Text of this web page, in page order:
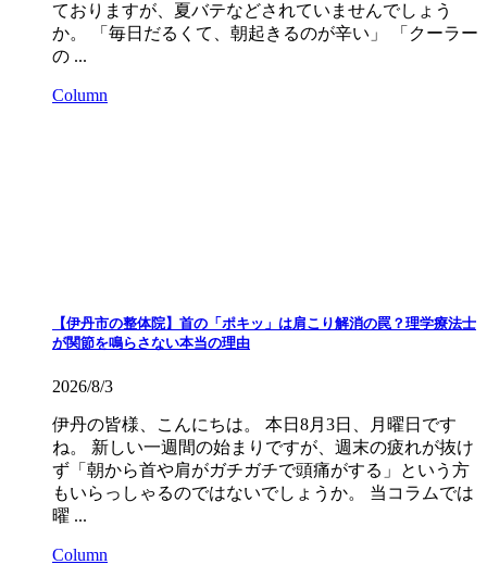
ておりますが、夏バテなどされていませんでしょう
か。 「毎日だるくて、朝起きるのが辛い」 「クーラー
の ...
Column
【伊丹市の整体院】首の「ポキッ」は肩こり解消の罠？理学療法士
が関節を鳴らさない本当の理由
2026/8/3
伊丹の皆様、こんにちは。 本日8月3日、月曜日です
ね。 新しい一週間の始まりですが、週末の疲れが抜け
ず「朝から首や肩がガチガチで頭痛がする」という方
もいらっしゃるのではないでしょうか。 当コラムでは
曜 ...
Column